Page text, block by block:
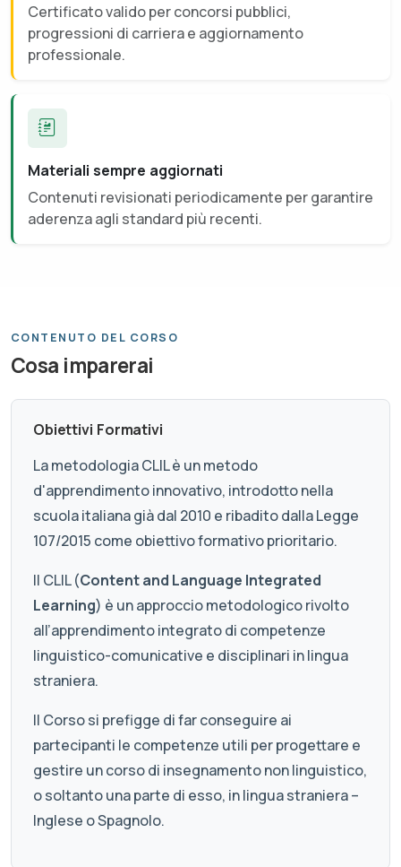
Certificato valido per concorsi pubblici,
progressioni di carriera e aggiornamento
professionale.
Materiali sempre aggiornati
Contenuti revisionati periodicamente per garantire
aderenza agli standard più recenti.
CONTENUTO DEL CORSO
Cosa imparerai
Obiettivi Formativi
La metodologia CLIL è un metodo
d'apprendimento innovativo, introdotto nella
scuola italiana già dal 2010 e ribadito dalla Legge
107/2015 come obiettivo formativo prioritario.
Il CLIL (Content and Language Integrated
Learning) è un approccio metodologico rivolto
all’apprendimento integrato di competenze
linguistico-comunicative e disciplinari in lingua
straniera.
Il Corso si prefigge di far conseguire ai
partecipanti le competenze utili per progettare e
gestire un corso di insegnamento non linguistico,
o soltanto una parte di esso, in lingua straniera –
Inglese o Spagnolo.